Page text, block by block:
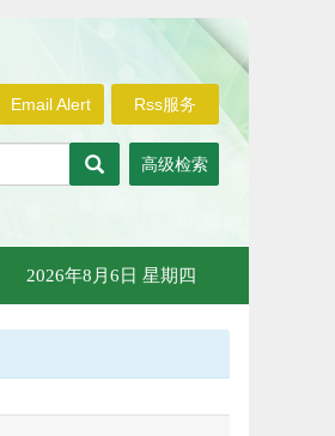
Rss服务
Email Alert
高级检索
2026年8月6日 星期四